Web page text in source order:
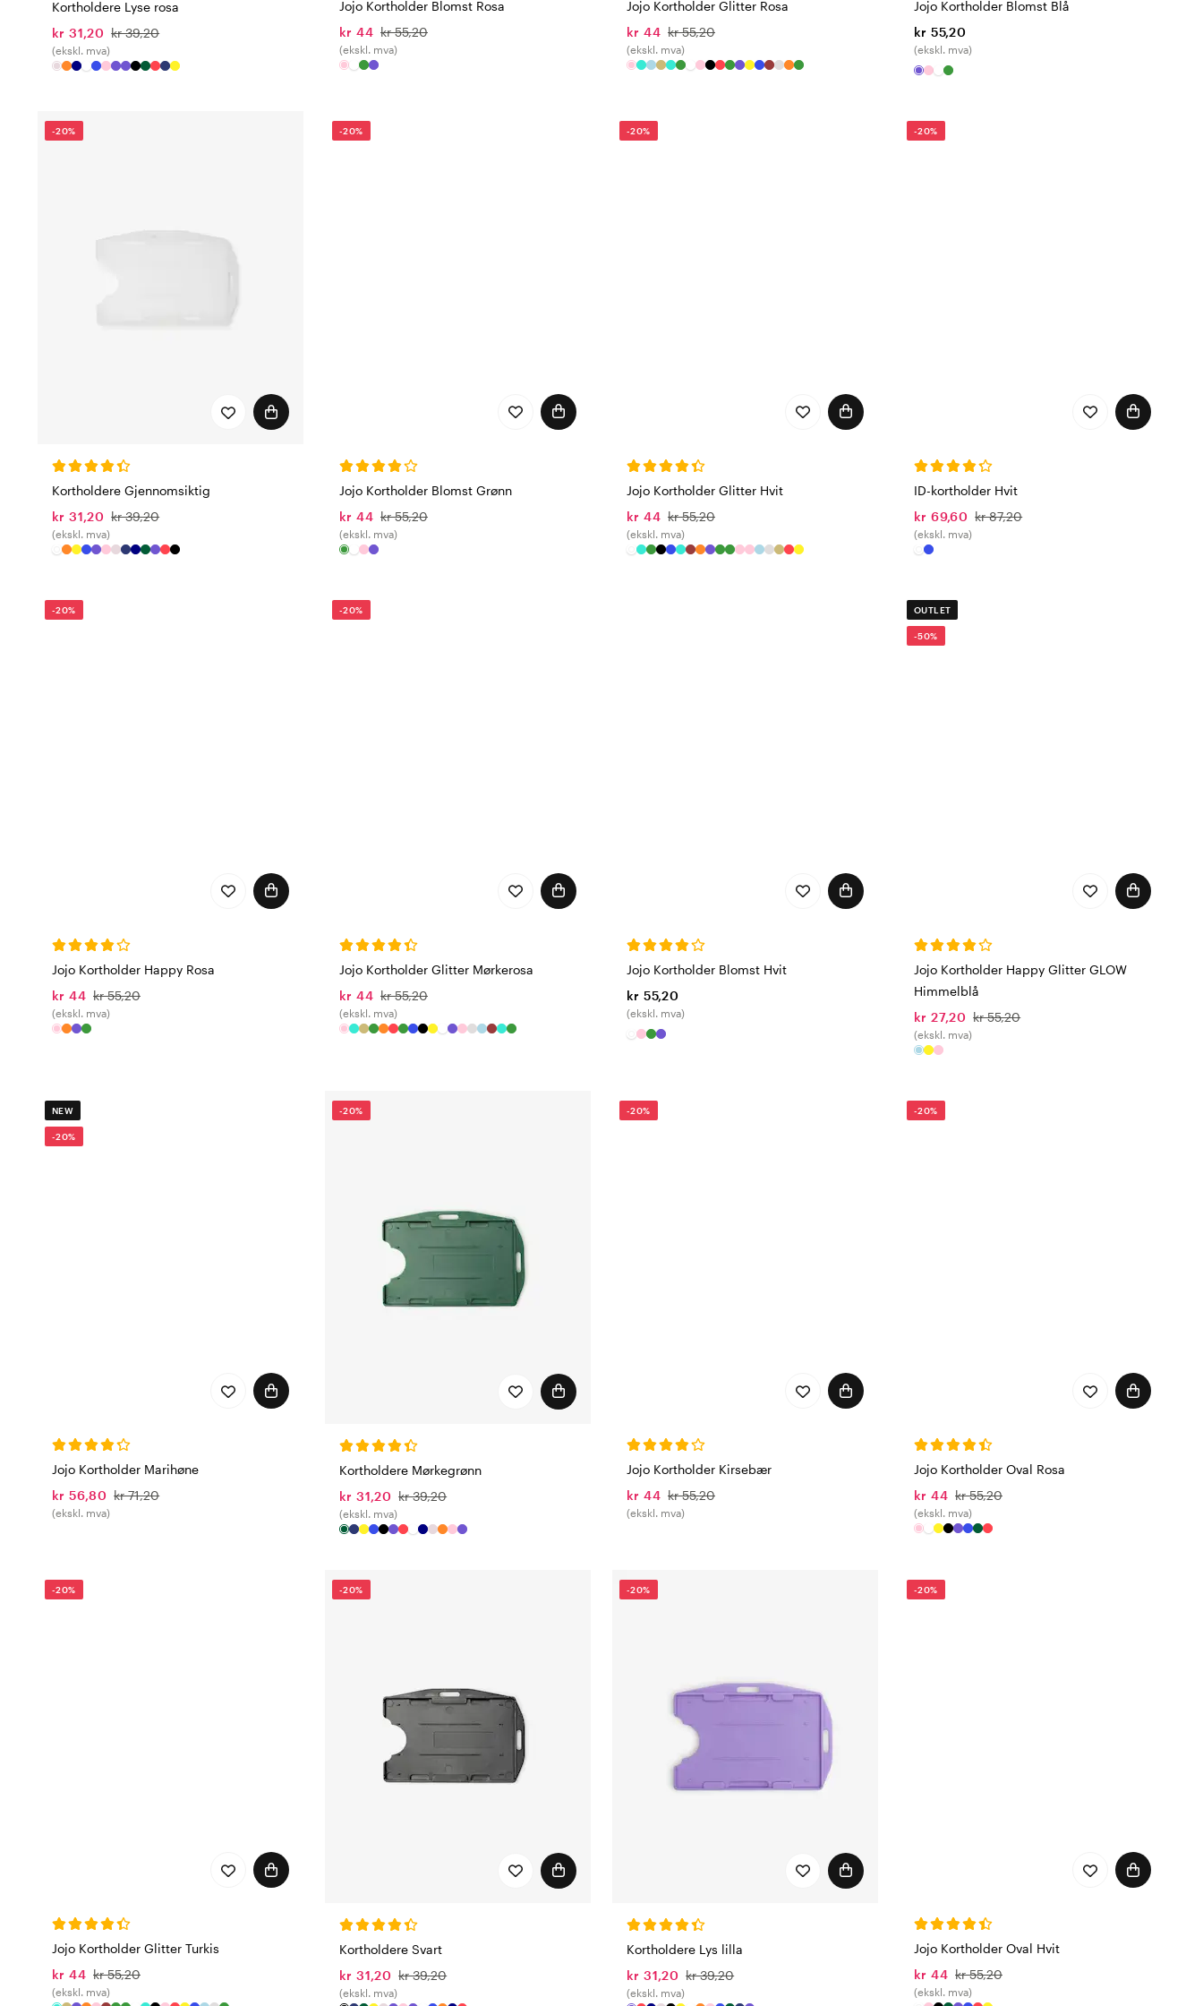
Kortholdere Lyse rosa
kr 31,20 kr 39,20
(ekskl. mva)
Jojo Kortholder Blomst Rosa
kr 44 kr 55,20
(ekskl. mva)
Jojo Kortholder Glitter Rosa
kr 44 kr 55,20
(ekskl. mva)
Jojo Kortholder Blomst Blå
kr 55,20
(ekskl. mva)
-20%
Kortholdere Gjennomsiktig
kr 31,20 kr 39,20
(ekskl. mva)
-20%
Jojo Kortholder Blomst Grønn
kr 44 kr 55,20
(ekskl. mva)
-20%
Jojo Kortholder Glitter Hvit
kr 44 kr 55,20
(ekskl. mva)
-20%
ID-kortholder Hvit
kr 69,60 kr 87,20
(ekskl. mva)
-20%
Jojo Kortholder Happy Rosa
kr 44 kr 55,20
(ekskl. mva)
-20%
Jojo Kortholder Glitter Mørkerosa
kr 44 kr 55,20
(ekskl. mva)
Jojo Kortholder Blomst Hvit
kr 55,20
(ekskl. mva)
OUTLET
-50%
Jojo Kortholder Happy Glitter GLOW
Himmelblå
kr 27,20 kr 55,20
(ekskl. mva)
NEW
-20%
Jojo Kortholder Marihøne
kr 56,80 kr 71,20
(ekskl. mva)
-20%
Kortholdere Mørkegrønn
kr 31,20 kr 39,20
(ekskl. mva)
-20%
Jojo Kortholder Kirsebær
kr 44 kr 55,20
(ekskl. mva)
-20%
Jojo Kortholder Oval Rosa
kr 44 kr 55,20
(ekskl. mva)
-20%
Jojo Kortholder Glitter Turkis
kr 44 kr 55,20
(ekskl. mva)
-20%
Kortholdere Svart
kr 31,20 kr 39,20
(ekskl. mva)
-20%
Kortholdere Lys lilla
kr 31,20 kr 39,20
(ekskl. mva)
-20%
Jojo Kortholder Oval Hvit
kr 44 kr 55,20
(ekskl. mva)